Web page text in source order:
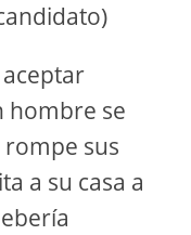
hombre se
sus
a su casa a